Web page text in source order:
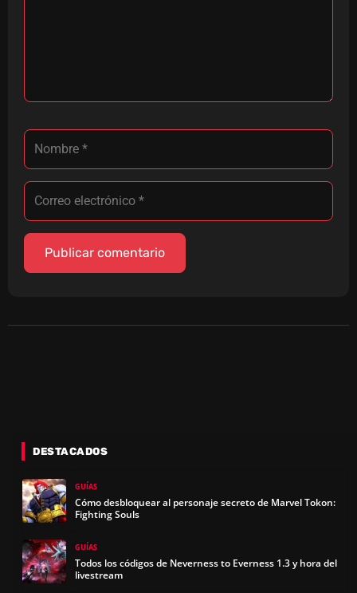
DESTACADOS
GUÍAS
Cómo desbloquear al personaje secreto de Marvel Tokon:
Fighting Souls
GUÍAS
Todos los códigos de Neverness to Everness 1.3 y hora del
livestream